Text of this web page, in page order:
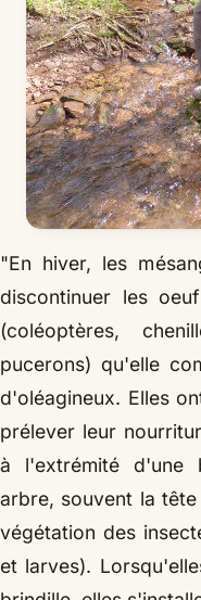
"En hiver, les
discontinuer les
(coléoptères,
pucerons) qu'elle
d'oléagineux. Elles
prélever leur
à l'extrémité d'une
arbre, souvent la
végétation des
et larves).